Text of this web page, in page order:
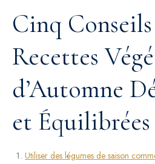
Cinq
Recettes
d’Automne
et Équilibrées
Utiliser des légumes de saison